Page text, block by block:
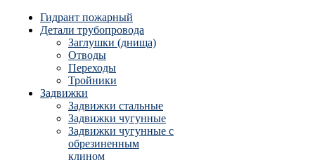
Гидрант пожарный
Детали трубопровода
Заглушки (днища)
Отводы
Переходы
Тройники
Задвижки
Задвижки стальные
Задвижки чугунные
Задвижки чугунные с
обрезиненным
клином